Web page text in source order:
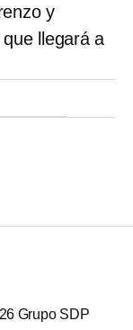
y
llegará a
Grupo SDP